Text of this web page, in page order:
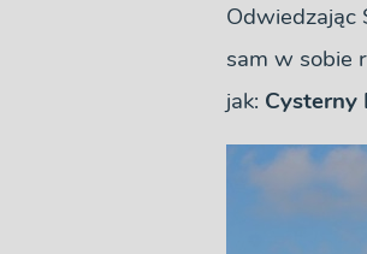
Odwiedzając
sam w sobie
jak: Cysterny